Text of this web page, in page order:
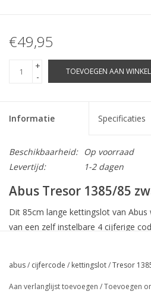
€49,95
+
-
TOEVOEGEN AAN
Informatie Specificaties
Beschikbaarheid:
Op voorraad
Levertijd:
1-2 dagen
Abus Tresor 1385/85
Dit 85cm lange kettingslot van
van een zelf instelbare 4 cijferige
7 mm dikke vierkantketting met
abus/ cijfercode / kettingslot/Tresor
Aan verlanglijst toevoegen /Toevoegen